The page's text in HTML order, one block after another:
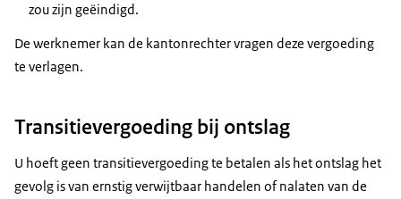
zou zijn geëindigd.
De werknemer kan de kantonrechter vragen deze vergoeding
te verlagen.
Transitievergoeding bij ontslag
U hoeft geen transitievergoeding te betalen als het ontslag het
gevolg is van ernstig verwijtbaar handelen of nalaten van de